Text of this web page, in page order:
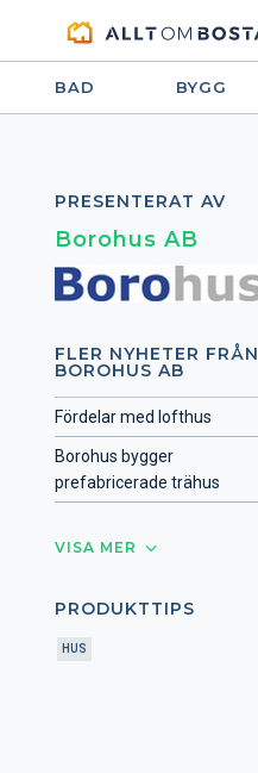
BAD BYGG
PRESENTERAT AV
Borohus AB
FLER NYHETER FRÅN
BOROHUS AB
Fördelar med lofthus
Borohus bygger
prefabricerade trähus
VISA MER
PRODUKTTIPS
HUS